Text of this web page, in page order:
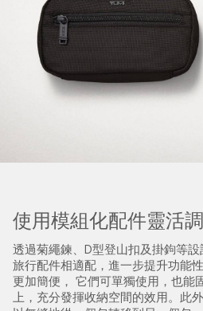
使用模組化配件靈活
透過菊繩鍊、D型登山扣及掛鉤等
旅行配件相適配，進一步提升功能
更加簡便， 它們可單獨使用，也能
上，充分發揮收納空間的效用。此